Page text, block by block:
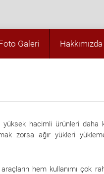
Galeri Hakkımızda
hacimli ürünleri daha
zorsa ağır yükleri
hem kullanımı çok